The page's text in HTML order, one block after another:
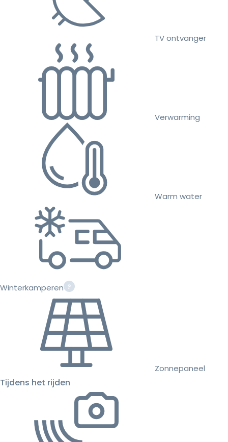
TV ontvanger
Verwarming
Warm water
Winterkamperen
Zonnepaneel
Tijdens het rijden